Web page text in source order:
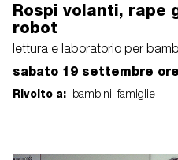
Rospi volanti, rape
robot
lettura e laboratorio per
sabato 19 settembre
Rivolto a: bambini, famiglie